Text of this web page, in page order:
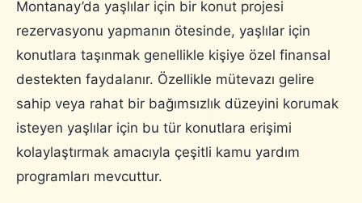
Montanay’da yaşlılar için bir konut projesi
rezervasyonu yapmanın ötesinde, yaşlılar için
konutlara taşınmak genellikle kişiye özel finansal
destekten faydalanır. Özellikle mütevazı gelire
sahip veya rahat bir bağımsızlık düzeyini korumak
isteyen yaşlılar için bu tür konutlara erişimi
kolaylaştırmak amacıyla çeşitli kamu yardım
programları mevcuttur.